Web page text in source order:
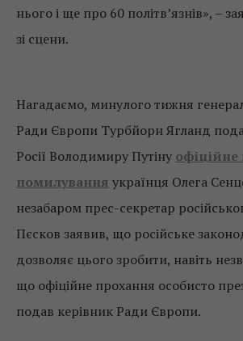
нього і ще про 60 політв’язнів», –
зі сцени.
Нагадаємо, минулого тижня
Ради Європи Турбйорн Ягланд
Росії Володимиру Путіну
помилування українця Олега
незабаром прес-секретар
Пєсков заявив, що російське
дозволяє цього зробити, навіть
що офіційне прохання особисто
подав керівник Ради Європи.